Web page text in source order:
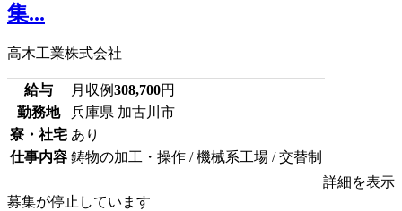
集...
高木工業株式会社
給与 月収例308,700円
勤務地
兵庫県 加古川市
寮・社宅 あり
仕事内容 鋳物の加工・操作 / 機械系工場 / 交替制
詳細を表示
募集が停止しています